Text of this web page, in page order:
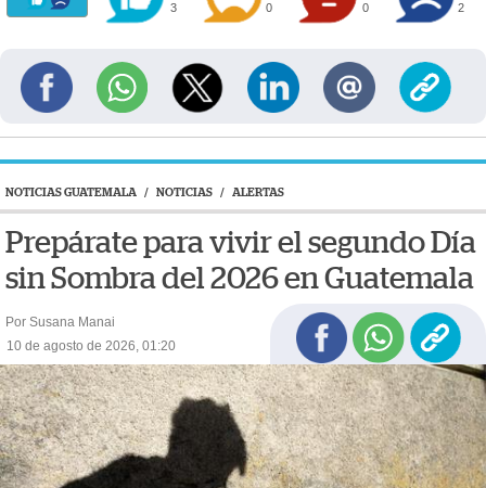
3 0 0 2
NOTICIAS GUATEMALA / NOTICIAS / ALERTAS
Prepárate para vivir el segundo Día
sin Sombra del 2026 en Guatemala
Por Susana Manai
10 de agosto de 2026, 01:20